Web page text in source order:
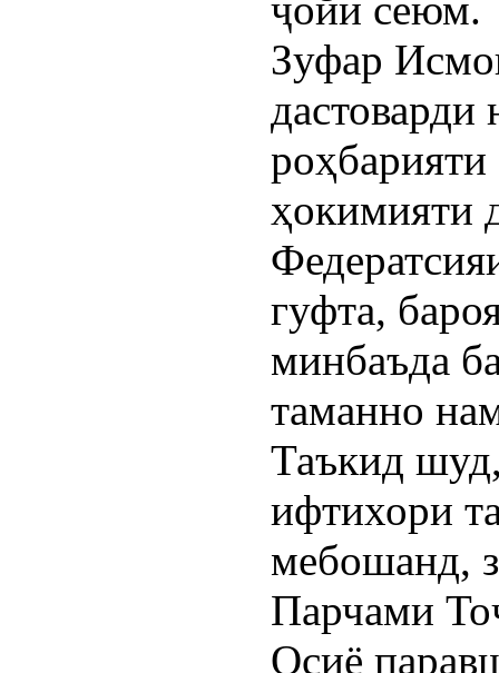
Зуфар
дастоварди
ҳокимияти
гуфта,
минбаъда
таманно
Таъкид
ифтихори
мебошанд,
Парчами
Осиё